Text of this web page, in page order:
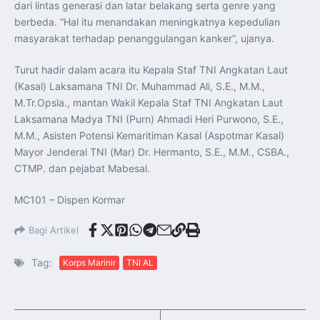
dari lintas generasi dan latar belakang serta genre yang
berbeda. “Hal itu menandakan meningkatnya kepedulian
masyarakat terhadap penanggulangan kanker”, ujanya.
Turut hadir dalam acara itu Kepala Staf TNI Angkatan Laut
(Kasal) Laksamana TNI Dr. Muhammad Ali, S.E., M.M.,
M.Tr.Opsla., mantan Wakil Kepala Staf TNI Angkatan Laut
Laksamana Madya TNI (Purn) Ahmadi Heri Purwono, S.E.,
M.M., Asisten Potensi Kemaritiman Kasal (Aspotmar Kasal)
Mayor Jenderal TNI (Mar) Dr. Hermanto, S.E., M.M., CSBA.,
CTMP. dan pejabat Mabesal.
MC101 – Dispen Kormar
Bagi Artikel
Tag: Korps Marinir TNI AL